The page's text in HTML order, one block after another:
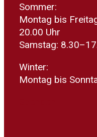
Sommer:
Montag bis
20.00 Uhr
Samstag:
Winter:
Montag bis